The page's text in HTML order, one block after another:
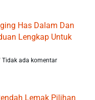
Has Dalam Dan
Lengkap Untuk
Tidak ada komentar
Lemak Pilihan